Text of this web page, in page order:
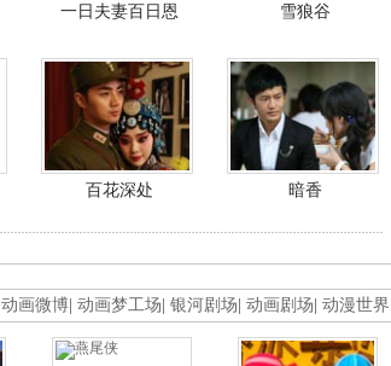
一日夫妻百日恩 雪狼谷
百花深处 暗香
动画微博 动画梦工场 银河剧场 动画剧场 动漫世界